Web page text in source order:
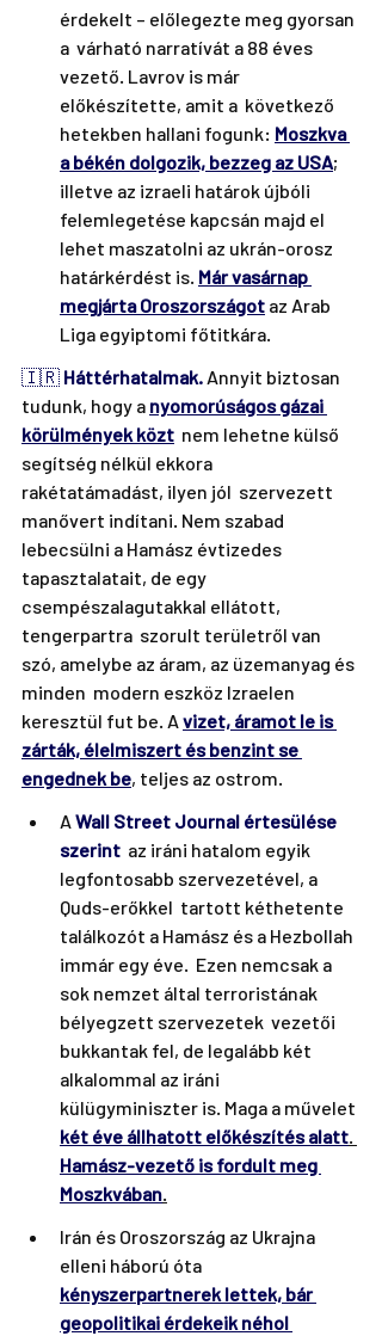
érdekelt – előlegezte meg gyorsan
a  várható narratívát a 88 éves
vezető. Lavrov is már
előkészítette, amit a  következő
hetekben hallani fogunk: Moszkva
a békén dolgozik, bezzeg az USA;
illetve az izraeli határok újbóli
felemlegetése kapcsán majd el
lehet maszatolni az ukrán-orosz
határkérdést is. Már vasárnap
megjárta Oroszországot az Arab
Liga egyiptomi főtitkára.
🇮🇷 Háttérhatalmak. Annyit biztosan
tudunk, hogy a nyomorúságos gázai
körülmények közt
  nem lehetne külső
segítség nélkül ekkora
rakétatámadást, ilyen jól  szervezett
manővert indítani. Nem szabad
lebecsülni a Hamász évtizedes
tapasztalatait, de egy
csempészalagutakkal ellátott,
tengerpartra  szorult területről van
szó, amelybe az áram, az üzemanyag és
minden  modern eszköz Izraelen
keresztül fut be. A vizet, áramot le is
zárták, élelmiszert és benzint se
engednek be, teljes az ostrom.
A Wall Street Journal értesülése
szerint az iráni hatalom egyik
legfontosabb szervezetével, a
Quds-erőkkel  tartott kéthetente
találkozót a Hamász és a Hezbollah
immár egy éve.  Ezen nemcsak a
sok nemzet által terroristának
bélyegzett szervezetek  vezetői
bukkantak fel, de legalább két
alkalommal az iráni
külügyminiszter is. Maga a művelet
két éve állhatott előkészítés alatt
Hamász-vezető is fordult meg
Moszkvában
Irán és Oroszország az Ukrajna
elleni háború óta
kényszerpartnerek lettek, bár
geopolitikai érdekeik néhol